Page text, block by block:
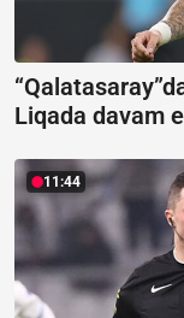
Liqada davam
11:44